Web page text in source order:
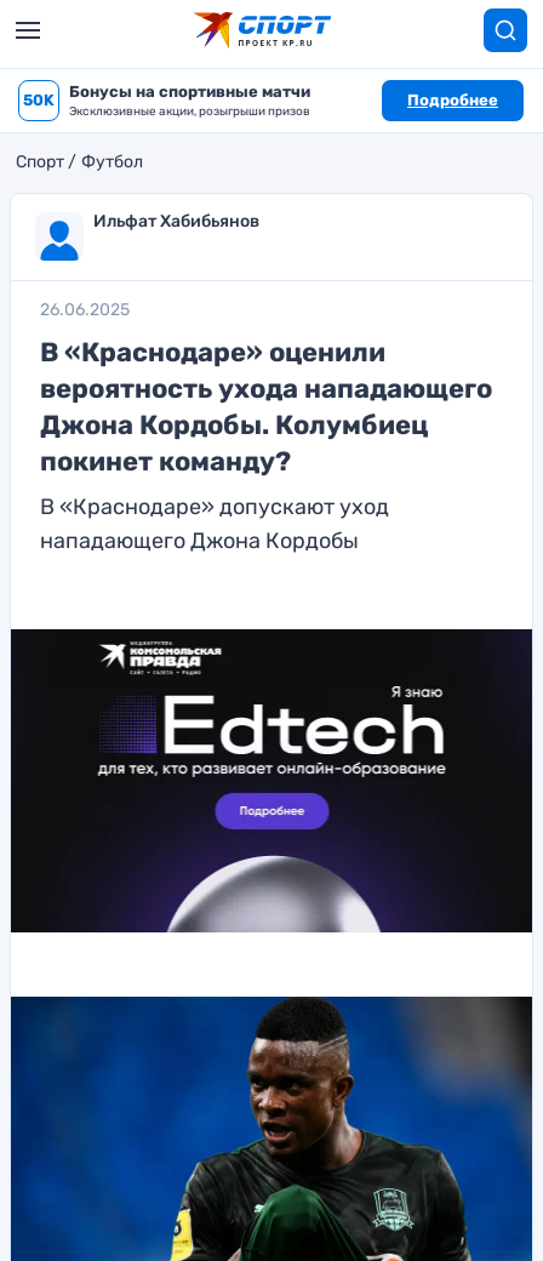
50K Бонусы на спортивные матчи
Эксклюзивные акции, розыгрыши призов
Подробнее
Спорт Футбол
Ильфат Хабибьянов
26.06.2025
В «Краснодаре» оценили
вероятность ухода нападающего
Джона Кордобы. Колумбиец
покинет команду?
В «Краснодаре» допускают уход
нападающего Джона Кордобы